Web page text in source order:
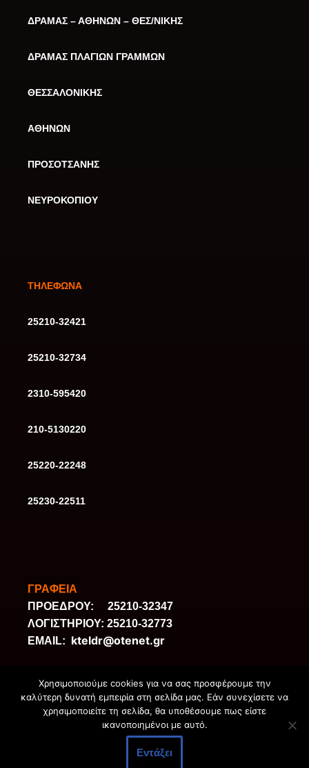
ΔΡΑΜΑΣ – ΑΘΗΝΩΝ – ΘΕΣ/ΝΙΚΗΣ
ΔΡΑΜΑΣ ΠΛΑΓΙΩΝ ΓΡΑΜΜΩΝ
ΘΕΣΣΑΛΟΝΙΚΗΣ
ΑΘΗΝΩΝ
ΠΡΟΣΟΤΣΑΝΗΣ
ΝΕΥΡΟΚΟΠΙΟΥ
ΤΗΛΕΦΩΝΑ
25210-32421
25210-32734
2310-595420
210-5130220
25220-22248
25230-22511
ΓΡΑΦΕΙΑ
ΠΡΟΕΔΡΟΥ: 25210-32347
ΛΟΓΙΣΤΗΡΙΟΥ: 25210-32773
ΕΜΑΙL: kteldr@otenet.gr
ΑΠΟΘΗΚΕΣ ΔΕΜΑΤΩΝ ΓΙΑ ΑΠΟΣΤΟΛΗ
ΚΑΙ ΠΑΡΑΛΑΒΗ ΔΕΜΑΤΩΝ
ΔΡΑΜΑΣ: 25210-32266
ΘΕΣ/ΝΙΚΗΣ: 2310-595460
ΑΘΗΝΩΝ: 210-5130220
Χρησιμοποιούμε cookies για να σας προσφέρουμε την
καλύτερη δυνατή εμπειρία στη σελίδα μας. Εάν συνεχίσετε να
χρησιμοποιείτε τη σελίδα, θα υποθέσουμε πως είστε
ικανοποιημένοι με αυτό.
Εντάξει